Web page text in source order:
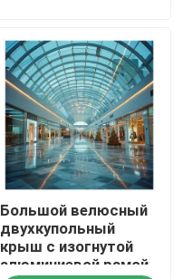
Большой велюсный
двухкупольный
крыш с изогнутой
алюминиевой рамой